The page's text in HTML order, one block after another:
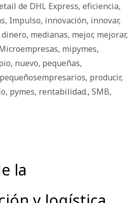
de DHL Express, eficiencia,
, Impulso, innovación, innovar,
dinero, medianas, mejor, mejorar,
, mipymes,
, nuevo, pequeñas,
pequeñosempresarios, producir,
, pymes, rentabilidad., SMB,
la